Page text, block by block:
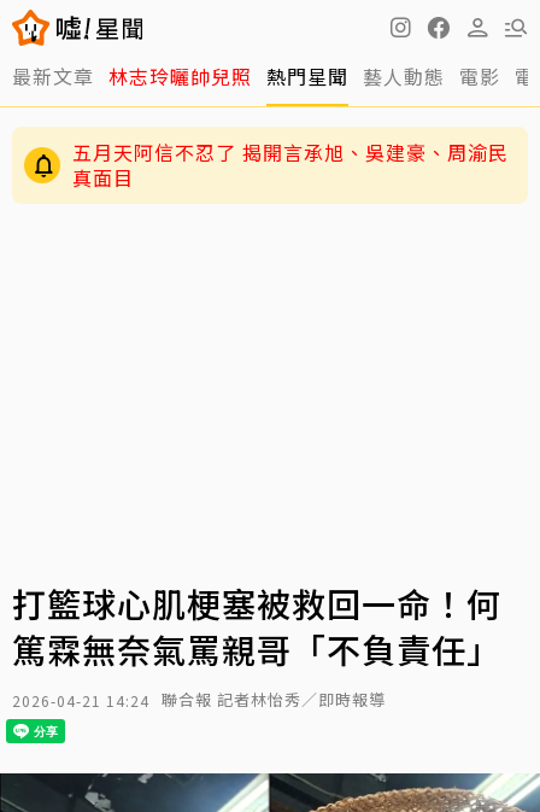
最新文章 林志玲曬帥兒照 熱門星聞 藝人動態 電影
被cue跳韓國當紅「抖胸舞」 胡瓜變成「抖肚
舞」全場笑翻
打籃球心肌梗塞被救回一命！何
篤霖無奈氣罵親哥「不負責任」
2026-04-21 14:24 聯合報 記者林怡秀／即時報導